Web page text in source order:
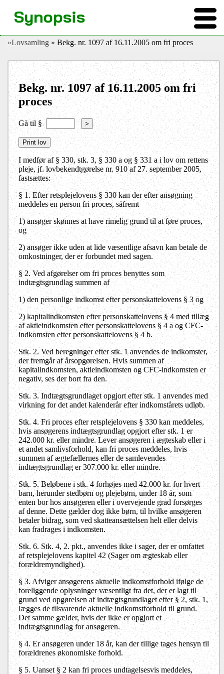
»Lovsamling » Bekg. nr. 1097 af 16.11.2005 om fri proces
Bekg. nr. 1097 af 16.11.2005 om fri
proces
Gå til § >
I medfør af § 330, stk. 3, § 330 a og § 331 a i lov om rettens
pleje, jf. lovbekendtgørelse nr. 910 af 27. september 2005,
fastsættes:
§ 1. Efter retsplejelovens § 330 kan der efter ansøgning
meddeles en person fri proces, såfremt
1) ansøger skønnes at have rimelig grund til at føre proces,
og
2) ansøger ikke uden at lide væsentlige afsavn kan betale de
omkostninger, der er forbundet med sagen.
§ 2. Ved afgørelser om fri proces benyttes som
indtægtsgrundlag summen af
1) den personlige indkomst efter personskattelovens § 3 og
2) kapitalindkomsten efter personskattelovens § 4 med tillæg
af aktieindkomsten efter personskattelovens § 4 a og CFC-
indkomsten efter personskattelovens § 4 b.
Stk. 2. Ved beregninger efter stk. 1 anvendes de indkomster,
der fremgår af årsopgørelsen. Hvis summen af
kapitalindkomsten, aktieindkomsten og CFC-indkomsten er
negativ, ses der bort fra den.
Stk. 3. Indtægtsgrundlaget opgjort efter stk. 1 anvendes med
virkning for det andet kalenderår efter indkomstårets udløb.
Stk. 4. Fri proces efter retsplejelovens § 330 kan meddeles,
hvis ansøgerens indtægtsgrundlag opgjort efter stk. 1 er
242.000 kr. eller mindre. Lever ansøgeren i ægteskab eller i
et andet samlivsforhold, kan fri proces meddeles, hvis
summen af ægtefællernes eller de samlevendes
indtægtsgrundlag er 307.000 kr. eller mindre.
Stk. 5. Beløbene i stk. 4 forhøjes med 42.000 kr. for hvert
barn, herunder stedbørn og plejebørn, under 18 år, som
enten bor hos ansøgeren eller i overvejende grad forsørges
af denne. Dette gælder dog ikke børn, til hvilke ansøgeren
betaler bidrag, som ved skatteansættelsen helt eller delvis
kan fradrages i indkomsten.
Stk. 6. Stk. 4, 2. pkt., anvendes ikke i sager, der er omfattet
af retsplejelovens kapitel 42 (Sager om ægteskab eller
forældremyndighed).
§ 3. Afviger ansøgerens aktuelle indkomstforhold ifølge de
foreliggende oplysninger væsentligt fra det, der er lagt til
grund ved opgørelsen af indtægtsgrundlaget efter § 2, stk. 1,
lægges de tilsvarende aktuelle indkomstforhold til grund.
Det samme gælder, hvis der ikke er opgjort et
indtægtsgrundlag for ansøgeren.
§ 4. Er ansøgeren under 18 år, kan der tillige tages hensyn til
forældrenes økonomiske forhold.
§ 5. Uanset § 2 kan fri proces undtagelsesvis meddeles,
Synopsis